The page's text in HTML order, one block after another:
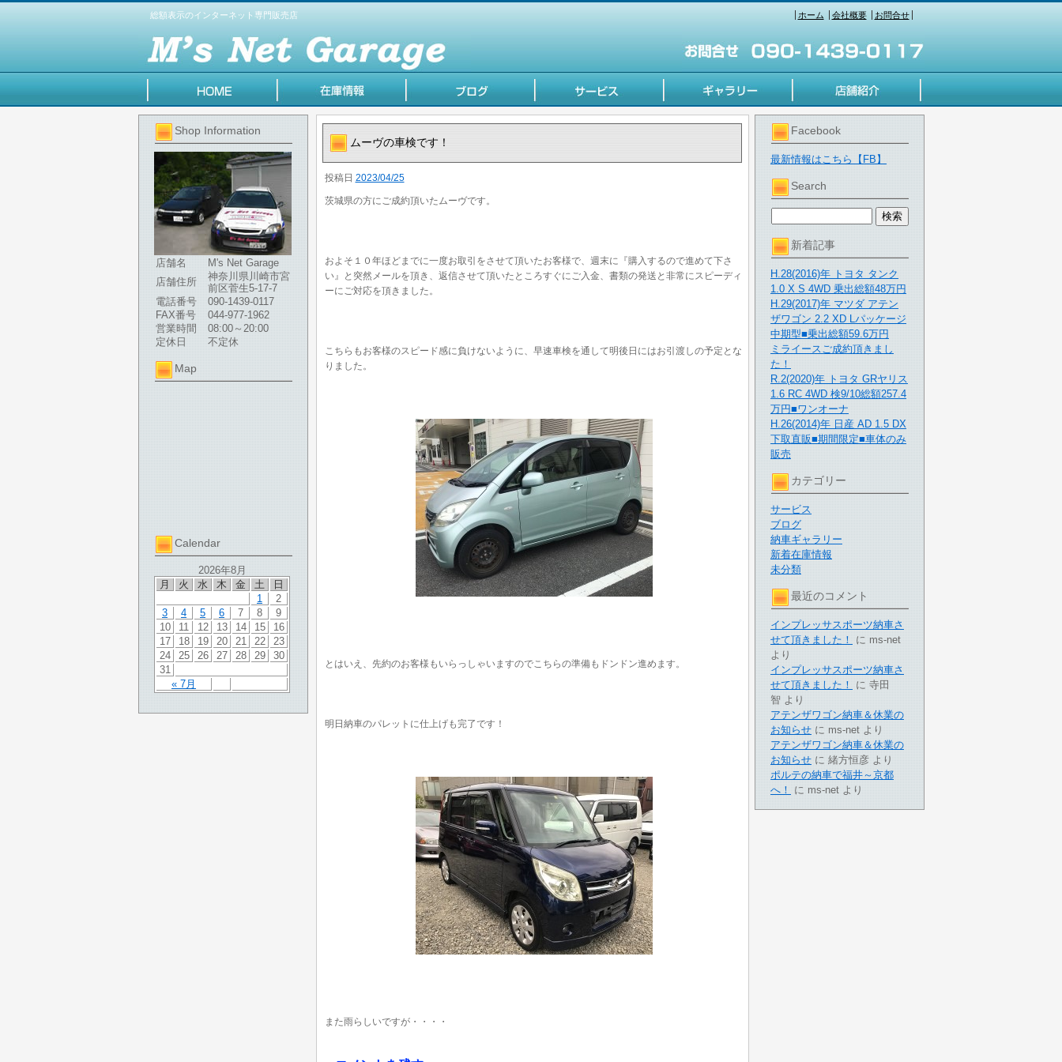
総額表示のインターネット専門販売店 ホーム 会社概要 お問合せ
Shop Information
店舗名
M's Net Garage
店舗住所
神奈川県川崎市宮
前区菅生5-17-7
電話番号
090-1439-0117
FAX番号
044-977-1962
営業時間
08:00～20:00
定休日
不定休
Map
Calendar
2026年8月
月
火 水 木 金 土 日
« 7月
1
2
3
4 5 6 7 8
9
10
11 12 13 14 15
16
17
18 19 20 21 22
23
24
25 26 27 28 29
30
31
Facebook
最新情報はこちら【FB】
Search
新着記事
H.28(2016)年 トヨタ タンク
1.0 X S 4WD 乗出総額48万円
H.29(2017)年 マツダ アテン
ザワゴン 2.2 XD Lパッケージ
中期型■乗出総額59.6万円
ミライースご成約頂きまし
た！
R.2(2020)年 トヨタ GRヤリス
1.6 RC 4WD 検9/10総額257.4
万円■ワンオーナ
H.26(2014)年 日産 AD 1.5 DX
下取直販■期間限定■車体のみ
販売
カテゴリー
サービス
ブログ
納車ギャラリー
新着在庫情報
未分類
最近のコメント
インプレッサスポーツ納車さ
せて頂きました！
に ms-net
より
インプレッサスポーツ納車さ
せて頂きました！
に 寺田
智 より
アテンザワゴン納車＆休業の
お知らせ に ms-net より
アテンザワゴン納車＆休業の
お知らせ に 緒方恒彦 より
ポルテの納車で福井～京都
へ！
に ms-net より
ムーヴの車検です！
投稿日 2023/04/25
茨城県の方にご成約頂いたムーヴです。
およそ１０年ほどまでに一度お取引をさせて頂いたお客様で、週末に『購入するので進めて下さ
い』と突然メールを頂き、返信させて頂いたところすぐにご入金、書類の発送と非常にスピーディ
ーにご対応を頂きました。
こちらもお客様のスピード感に負けないように、早速車検を通して明後日にはお引渡しの予定とな
りました。
とはいえ、先約のお客様もいらっしゃいますのでこちらの準備もドンドン進めます。
明日納車のパレットに仕上げも完了です！
また雨らしいですが・・・・